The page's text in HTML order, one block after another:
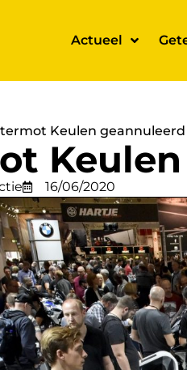
Actueel
Keulen geannuleerd
16/06/2020